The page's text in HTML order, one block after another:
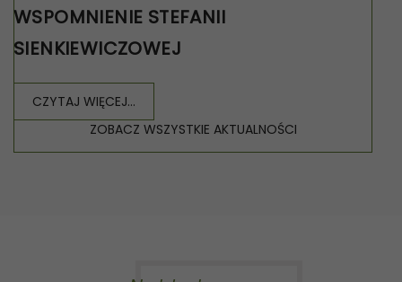
WSPOMNIENIE STEFANII
SIENKIEWICZOWEJ
CZYTAJ WIĘCEJ...
ZOBACZ WSZYSTKIE AKTUALNOŚCI